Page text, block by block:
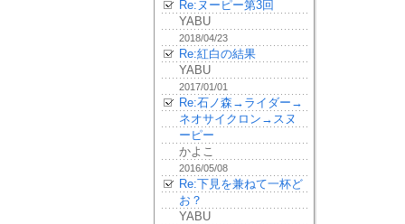
Re:ヌーピー第3回
YABU
2018/04/23
Re:紅白の結果
YABU
2017/01/01
Re:石ノ森→ライダー→
ネオサイクロン→スヌ
ーピー
かよこ
2016/05/08
Re:下見を兼ねて一杯ど
お？
YABU